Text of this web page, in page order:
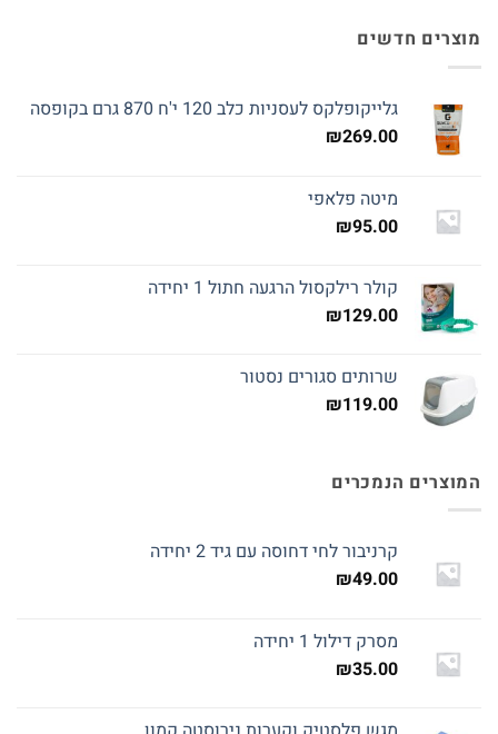
מוצרים חדשים
גלייקופלקס לעסניות כלב 120 י'ח 870 גרם בקופסה
₪269.00
מיטה פלאפי
₪95.00
קולר רילקסול הרגעה חתול 1 יחידה
₪129.00
שרותים סגורים נסטור
₪119.00
המוצרים הנמכרים
קרניבור לחי דחוסה עם גיד 2 יחידה
₪49.00
מסרק דילול 1 יחידה
₪35.00